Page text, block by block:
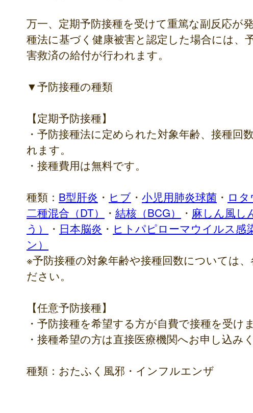
万一、定期予防接種を受けて重篤な副反応が
種法に基づく健康被害と認定した場合には、
害救済の給付が行われます。
▼予防接種の種類
【定期予防接種】
・予防接種法に定められた対象年齢、接種回
れます。
・接種費用は無料です。
種類： B型肝炎 ・ ヒブ ・ 小児用肺炎球菌 ・ ロ
二種混合（DT）
・ 結核（BCG） ・ 麻しん風し
う）
・ 日本脳炎 ・ ヒトパピローマウイルス感
ン）
※予防接種の対象年齢や接種回数については
ださい。
【任意予防接種】
・予防接種を希望する方が自費で接種を受けま
・接種希望の方は直接医療機関へお申し込み
種類：おたふく風邪・インフルエンザ